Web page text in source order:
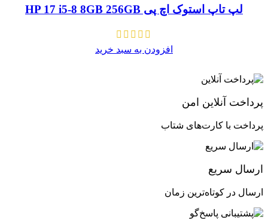
لپ تاپ استوک اچ پی HP 17 i5-8 8GB 256GB
افزودن به سبد خرید
پرداخت آنلاین امن
پرداخت با کارت‌های شتاب
ارسال سریع
ارسال در کوتاه‌ترین زمان